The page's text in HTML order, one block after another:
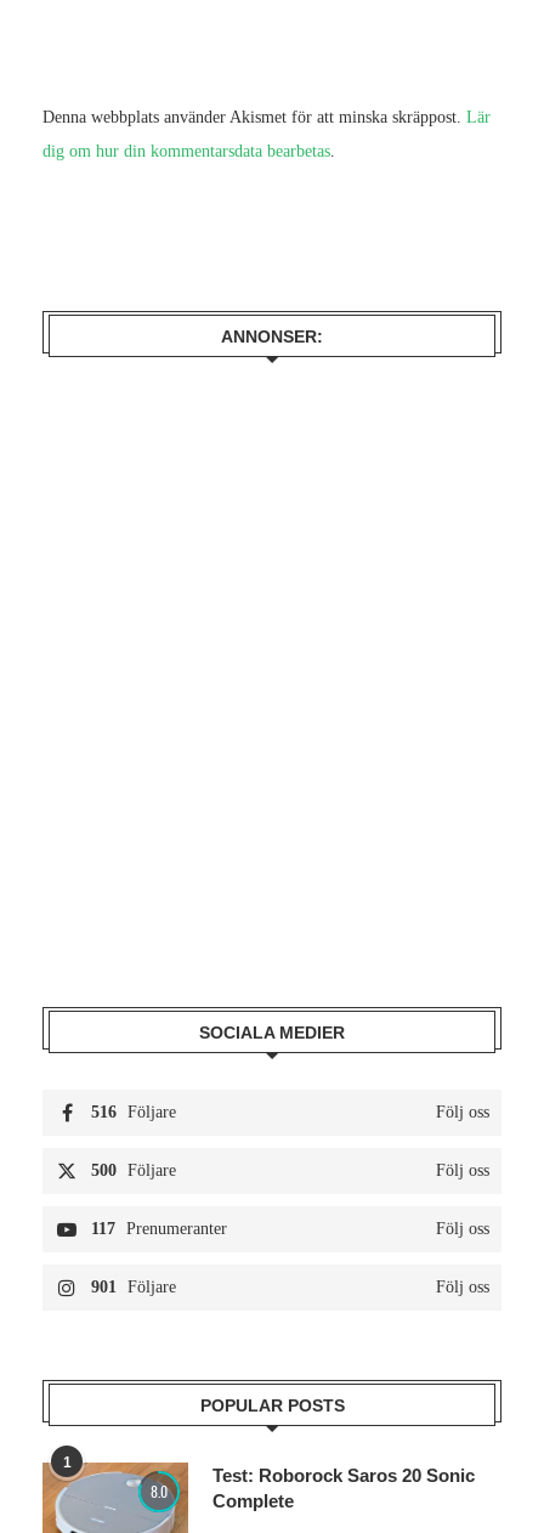
Denna webbplats använder Akismet för att minska skräppost. Lär
dig om hur din kommentarsdata bearbetas
ANNONSER:
SOCIALA MEDIER
516 Följare Följ oss
500 Följare Följ oss
117 Prenumeranter Följ oss
901 Följare Följ oss
POPULAR POSTS
1
8.0
Test: Roborock Saros 20 Sonic
Complete